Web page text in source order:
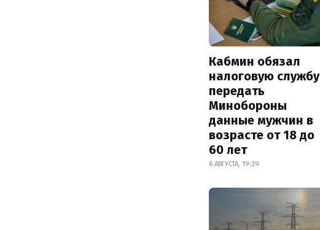
Кабмин обязал
налоговую службу
передать
Минобороны
данные мужчин в
возрасте от 18 до
60 лет
6 АВГУСТА, 19:39